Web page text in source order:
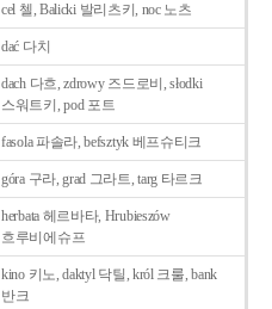
cel 첼, Balicki 발리츠키, noc 노츠
dać 다치
dach 다흐, zdrowy 즈드로비, słodki
스워트키, pod 포트
fasola 파솔라, befsztyk 베프슈티크
góra 구라, grad 그라트, targ 타르크
herbata 헤르바타, Hrubieszów
흐루비에슈프
kino 키노, daktyl 닥틸, król 크룰, bank
반크